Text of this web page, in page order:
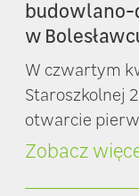
budowlano-
w
W czwartym
Staroszkolnej
otwarcie
Zobacz